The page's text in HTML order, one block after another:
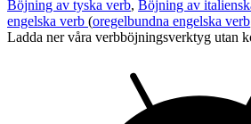
Böjning av tyska verb, Böjning av
engelska verb (oregelbundna engelska verb
Ladda ner våra verbböjningsverktyg utan